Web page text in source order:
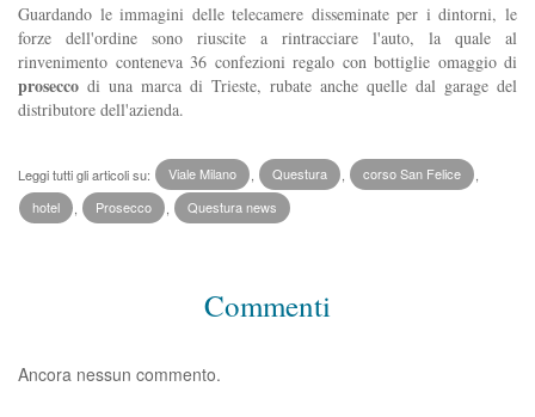
Guardando le immagini delle telecamere disseminate per i dintorni, le
forze dell'ordine sono riuscite a rintracciare l'auto, la quale al
rinvenimento conteneva 36 confezioni regalo con bottiglie omaggio di
prosecco di una marca di Trieste, rubate anche quelle dal garage del
distributore dell'azienda.
Leggi tutti gli articoli su: Viale Milano Questura corso San Felice
hotel
Prosecco Questura news
Commenti
Ancora nessun commento.